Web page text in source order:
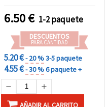
6.50€ 1-2 paquete
DESCUENTOS
PARA CANTIDAD
5.20 €- 20 %3-5 paquete
4.55 €- 30 %6 paquete +
AÑADIR AL CARRITO